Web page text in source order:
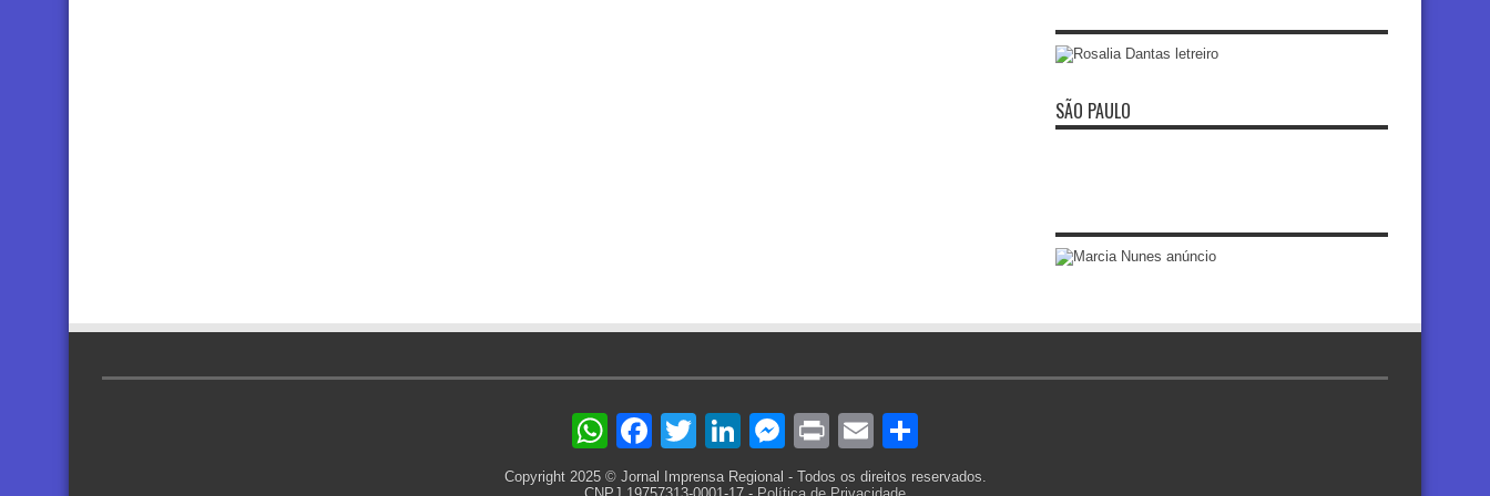
SÃO PAULO
WhatsApp
Facebook
TwitterLinkedIn
Messenger
PrintEmail
Copyright 2025 © Jornal Imprensa Regional - Todos os direitos reservados.